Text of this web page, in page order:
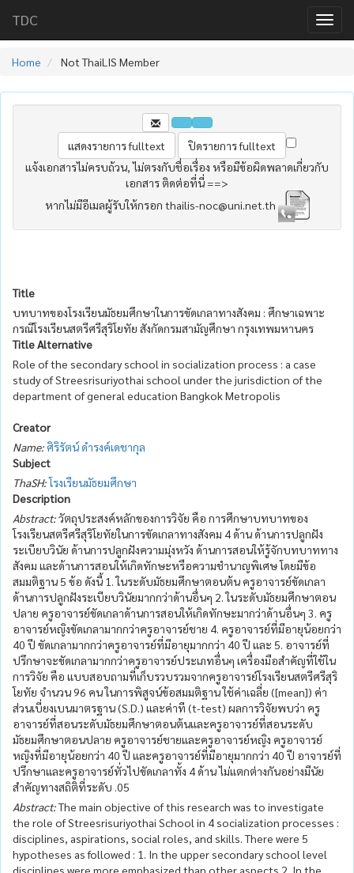
TDC
Home Not ThaiLIS Member
แจ้งเอกสารไม่ครบถ้วน, ไม่ตรงกับชื่อเรื่อง หรือมีข้อผิดพลาดเกี่ยวกับ
เอกสาร ติดต่อที่นี่ ==>
หากไม่มีอีเมลผู้รับให้กรอก thailis-noc@uni.net.th
Title
บทบาทของโรงเรียนมัธยมศึกษาในการขัดเกลาทางสังคม : ศึกษาเฉพาะ
กรณีโรงเรียนสตรีศรีสุริโยทัย สังกัดกรมสามัญศึกษา กรุงเทพมหานคร
Title Alternative
Role of the secondary school in socialization process : a case
study of Streesrisuriyothai school under the jurisdiction of the
department of general education Bangkok Metropolis
Creator
Name: ศิริรัตน์ ดำรงค์เดชากุล
Subject
ThaSH:โรงเรียนมัธยมศึกษา
Description
Abstract:วัตถุประสงค์หลักของการวิจัย คือ การศึกษาบทบาทของ
โรงเรียนสตรีศรีสุริโยทัยในการขัดเกลาทางสังคม 4 ด้าน ด้านการปลูกฝัง
ระเบียบวินัย ด้านการปลูกฝังความมุ่งหวัง ด้านการสอนให้รู้จักบทบาททาง
สังคม และด้านการสอนให้เกิดทักษะหรือความชำนาญพิเศษ โดยมีข้อ
สมมติฐาน 5 ข้อ ดังนี้ 1. ในระดับมัธยมศึกษาตอนต้น ครูอาจารย์ขัดเกลา
ด้านการปลูกฝังระเบียบวินัยมากกว่าด้านอื่นๆ 2. ในระดับมัธยมศึกษาตอน
ปลาย ครูอาจารย์ขัดเกลาด้านการสอนให้เกิดทักษะมากว่าด้านอื่นๆ 3. ครู
อาจารย์หญิงขัดเกลามากกว่าครูอาจารย์ชาย 4. ครูอาจารย์ที่มีอายุน้อยกว่า
40 ปี ขัดเกลามากกว่าครูอาจารย์ที่มีอายุมากกว่า 40 ปี และ 5. อาจารย์ที่
ปรึกษาจะขัดเกลามากกว่าครูอาจารย์ประเภทอื่นๆ เครื่องมือสำคัญที่ใช้ใน
การวิจัย คือ แบบสอบถามที่เก็บรวบรวมจากครูอาจารย์โรงเรียนสตรีศรีสุริ
โยทัย จำนวน 96 คน ในการพิสูจน์ข้อสมมติฐาน ใช้ค่าเฉลี่ย ([mean]) ค่า
ส่วนเบี่ยงเบนมาตรฐาน (S.D.) และค่าที (t-test) ผลการวิจัยพบว่า ครู
อาจารย์ที่สอนระดับมัธยมศึกษาตอนต้นและครูอาจารย์ที่สอนระดับ
มัธยมศึกษาตอนปลาย ครูอาจารย์ชายและครูอาจารย์หญิง ครูอาจารย์
หญิงที่มีอายุน้อยกว่า 40 ปี และครูอาจารย์ที่มีอายุมากกว่า 40 ปี อาจารย์ที่
ปรึกษาและครูอาจารย์ทั่วไปขัดเกลาทั้ง 4 ด้าน ไม่แตกต่างกันอย่างมีนัย
สำคัญทางสถิติที่ระดับ .05
Abstract:The main objective of this research was to investigate
the role of Streesrisuriyothai School in 4 socialization processes :
disciplines, aspirations, social roles, and skills. There were 5
hypotheses as followed : 1. In the upper secondary school level
disciplines were more emphasized than other aspects 2. In the